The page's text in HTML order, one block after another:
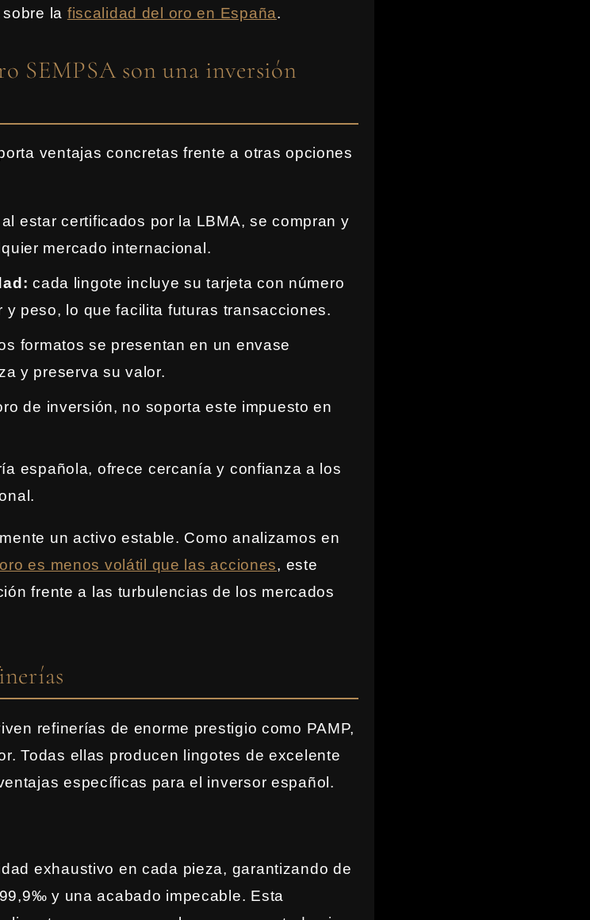
la fiscalidad del oro en España.
SEMPSA son una inversión
ventajas concretas frente a otras opciones
al estar certificados por la LBMA, se compran y
mercado internacional.
cada lingote incluye su tarjeta con número
peso, lo que facilita futuras transacciones.
formatos se presentan en un envase
y preserva su valor.
de inversión, no soporta este impuesto en
española, ofrece cercanía y confianza a los
un activo estable. Como analizamos en
es menos volátil que las acciones, este
frente a las turbulencias de los mercados
refinerías de enorme prestigio como PAMP,
Todas ellas producen lingotes de excelente
específicas para el inversor español.
exhaustivo en cada pieza, garantizando de
y una acabado impecable. Esta